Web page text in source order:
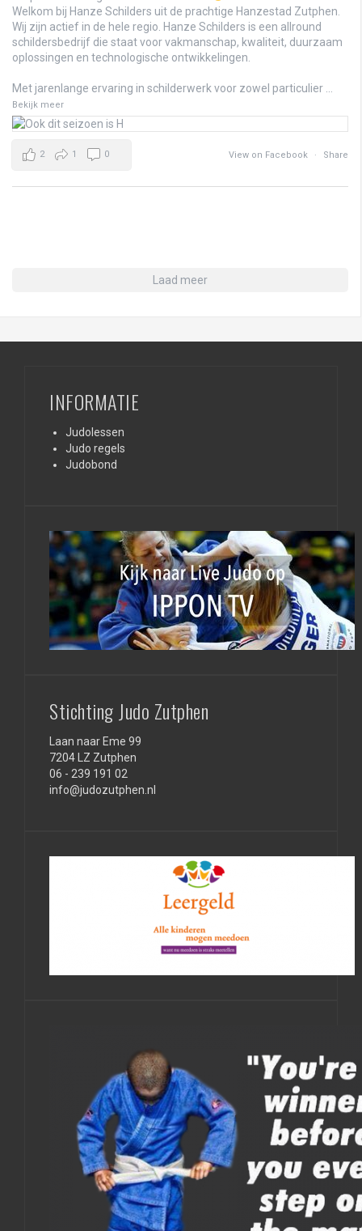
Welkom bij Hanze Schilders uit de prachtige Hanzestad Zutphen.
Wij zijn actief in de hele regio. Hanze Schilders is een allround
schildersbedrijf die staat voor vakmanschap, kwaliteit, duurzaam
oplossingen en technologische ontwikkelingen.
Met jarenlange ervaring in schilderwerk voor zowel particulier
Bekijk meer
View on Facebook · Share
2 1 0
Laad meer
INFORMATIE
Judolessen
Judo regels
Judobond
Stichting Judo Zutphen
Laan naar Eme 99
7204 LZ Zutphen
06 - 239 191 02
info@judozutphen.nl